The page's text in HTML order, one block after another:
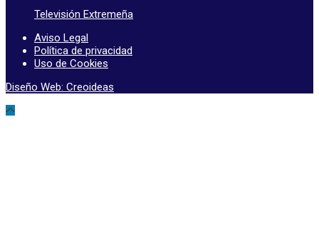
Televisión Extremeña
Aviso Legal
Política de privacidad
Uso de Cookies
Diseño Web: Creoideas